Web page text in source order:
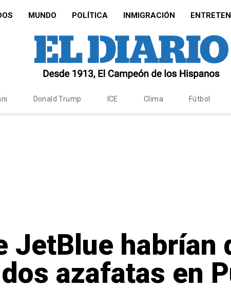
MUNDO POLÍTICA INMIGRACIÓN
Donald Trump ICE Clima Fútbol
JetBlue habrían
azafatas en